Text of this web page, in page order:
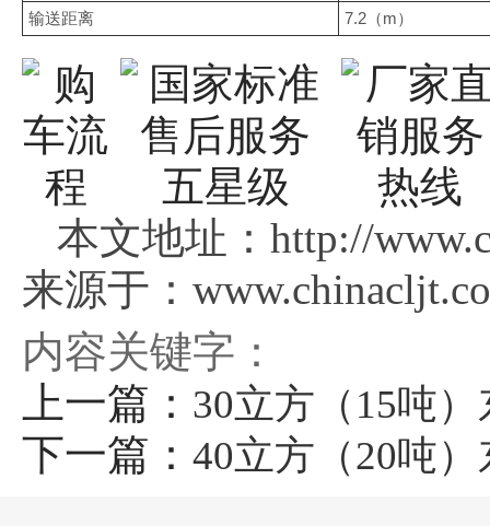
输送距离 7.2（m）
本文地址：http://
来源于：
内容关键字：
上一篇： 30立方（15吨
下一篇： 40立方（20吨